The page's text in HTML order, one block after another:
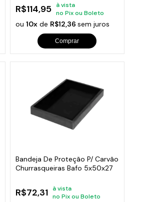
R$114,95
à vista
no Pix ou Boleto
ou10x de R$12,36sem juros
Comprar
Bandeja De Proteção P/ Carvão
Churrasqueiras Bafo 5x50x27
R$72,31
à vista
no Pix ou Boleto